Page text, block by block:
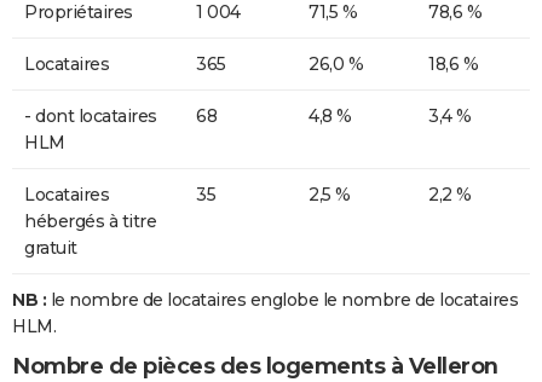
Propriétaires 1 004 71,5 % 78,6 %
Locataires 365 26,0 % 18,6 %
- dont locataires
HLM
68 4,8 % 3,4 %
Locataires
hébergés à titre
gratuit
35 2,5 % 2,2 %
NB : le nombre de locataires englobe le nombre de locataires
HLM.
Nombre de pièces des logements à Velleron